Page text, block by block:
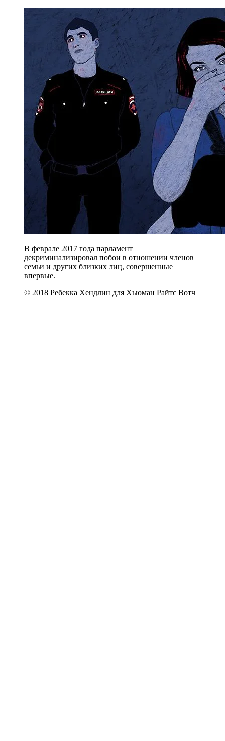
В феврале 2017 года парламент
декриминализировал побои в отношении членов
семьи и других близких лиц, совершенные
впервые.
© 2018 Ребекка Хендлин для Хьюман Райтс Вотч